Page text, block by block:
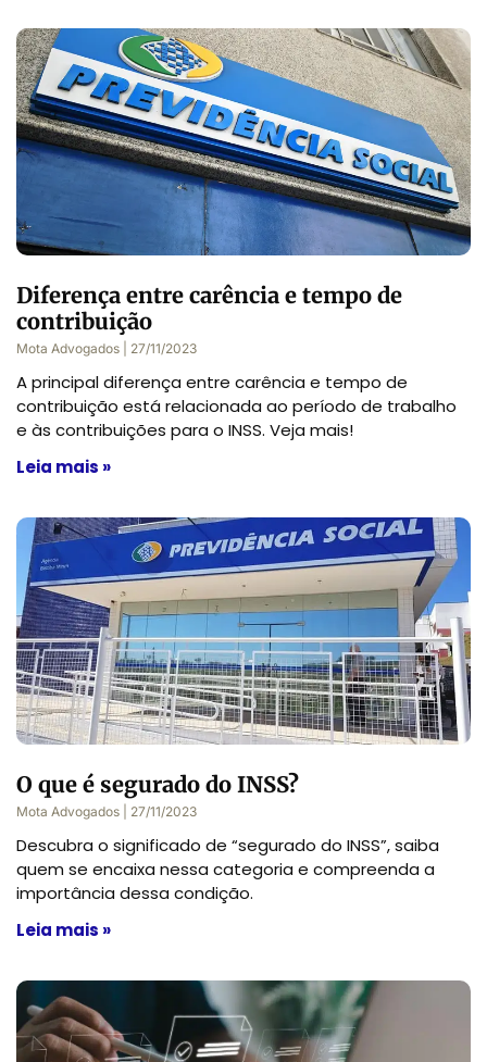
Diferença entre carência e tempo de
contribuição
Mota Advogados 27/11/2023
A principal diferença entre carência e tempo de
contribuição está relacionada ao período de trabalho
e às contribuições para o INSS. Veja mais!
Leia mais »
O que é segurado do INSS?
Mota Advogados 27/11/2023
Descubra o significado de “segurado do INSS”, saiba
quem se encaixa nessa categoria e compreenda a
importância dessa condição.
Leia mais »